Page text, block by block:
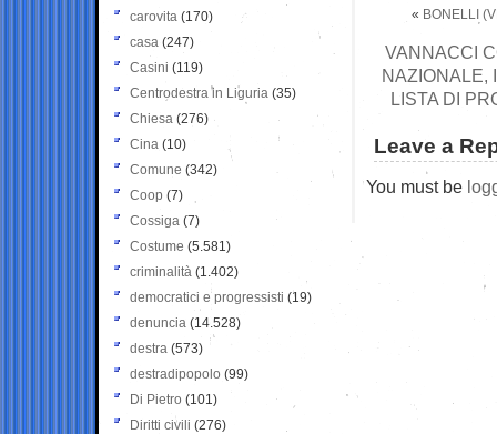
« BONELLI
VANNACCI
NAZIONALE,
LISTA DI
Leave a
You must be
carovita (170)
casa (247)
Casini (119)
Centrodestra in Liguria (35)
Chiesa (276)
Cina (10)
Comune (342)
Coop (7)
Cossiga (7)
Costume (5.581)
criminalità (1.402)
democratici e progressisti (19)
denuncia (14.528)
destra (573)
destradipopolo (99)
Di Pietro (101)
Diritti civili (276)